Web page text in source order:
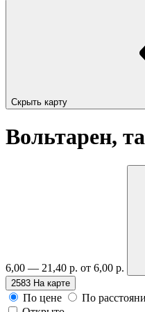
Скрыть карту
Вольтарен,
6,00 — 21,40 р. от 6,00 р.
2583 На карте
По цене
По